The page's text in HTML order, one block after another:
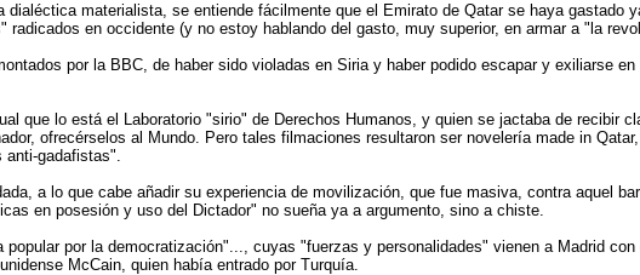
materialista, se entiende fácilmente que el Emirato de Qatar se haya gastado
en occidente (y no estoy hablando del gasto, muy superior, en armar a "la
por la BBC, de haber sido violadas en Siria y haber podido escapar y exiliarse
que lo está el Laboratorio "sirio" de Derechos Humanos, y quien se jactaba de recibir
ofrecérselos al Mundo. Pero tales filmaciones resultaron ser novelería made in
anti-gadafistas".
a lo que cabe añadir su experiencia de movilización, que fue masiva, contra aquel
en posesión y uso del Dictador" no sueña ya a argumento, sino a chiste.
por la democratización"..., cuyas "fuerzas y personalidades" vienen a Madrid
McCain, quien había entrado por Turquía.